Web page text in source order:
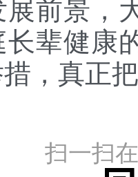
展前景，
长辈健康
，真正
扫一扫